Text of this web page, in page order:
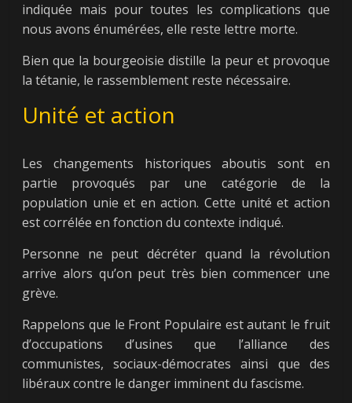
indiquée mais pour toutes les complications que
nous avons énumérées, elle reste lettre morte.
Bien que la bourgeoisie distille la peur et provoque
la tétanie, le rassemblement reste nécessaire.
Unité et action
Les changements historiques aboutis sont en
partie provoqués par une catégorie de la
population unie et en action. Cette unité et action
est corrélée en fonction du contexte indiqué.
Personne ne peut décréter quand la révolution
arrive alors qu’on peut très bien commencer une
grève.
Rappelons que le Front Populaire est autant le fruit
d’occupations d’usines que l’alliance des
communistes, sociaux-démocrates ainsi que des
libéraux contre le danger imminent du fascisme.